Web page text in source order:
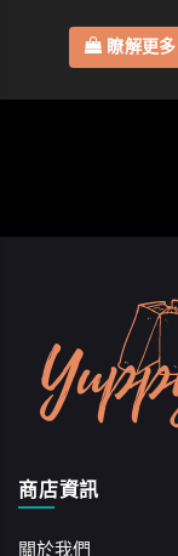
瞭解更多
商店資訊
關於我們